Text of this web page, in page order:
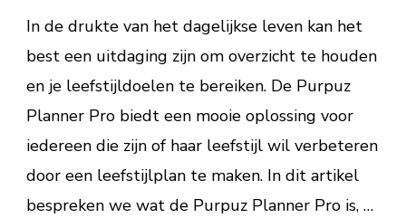
je
te
maken
In de drukte van het dagelijkse leven kan het
best een uitdaging zijn om overzicht te houden
en je leefstijldoelen te bereiken. De Purpuz
Planner Pro biedt een mooie oplossing voor
iedereen die zijn of haar leefstijl wil verbeteren
door een leefstijlplan te maken. In dit artikel
bespreken we wat de Purpuz Planner Pro is, …